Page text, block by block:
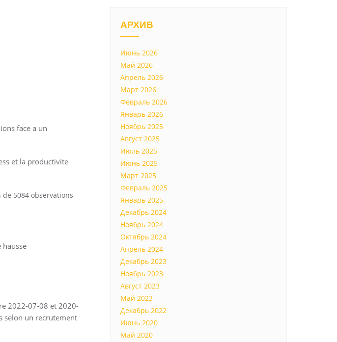
face a un
et la productivite
5084 observations
hausse
2022-07-08 et 2020-
selon un recrutement
АРХИВ
Июнь 2026
Май 2026
Апрель 2026
Март 2026
Февраль 2026
Январь 2026
Ноябрь 2025
Август 2025
Июль 2025
Июнь 2025
Март 2025
Февраль 2025
Январь 2025
Декабрь 2024
Ноябрь 2024
Октябрь 2024
Апрель 2024
Декабрь 2023
Ноябрь 2023
Август 2023
Май 2023
Декабрь 2022
Июнь 2020
Май 2020